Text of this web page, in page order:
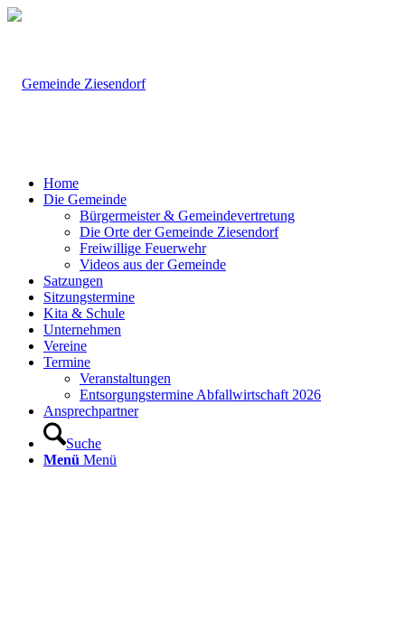
Home
Die Gemeinde
Bürgermeister & Gemeindevertretung
Die Orte der Gemeinde Ziesendorf
Freiwillige Feuerwehr
Videos aus der Gemeinde
Satzungen
Sitzungstermine
Kita & Schule
Unternehmen
Vereine
Termine
Veranstaltungen
Entsorgungstermine Abfallwirtschaft 2026
Ansprechpartner
Suche
Menü Menü